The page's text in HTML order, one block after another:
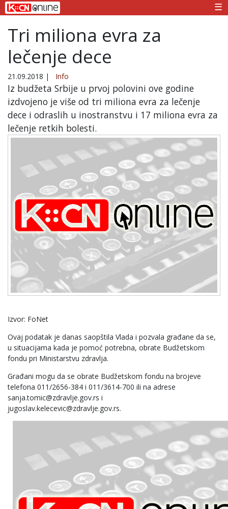
☰
Tri miliona evra za
lečenje dece
21.09.2018 | Info
Iz budžeta Srbije u prvoj polovini ove godine
izdvojeno je više od tri miliona evra za lečenje
dece i odraslih u inostranstvu i 17 miliona evra za
lečenje retkih bolesti.
Izvor: FoNet
Ovaj podatak je danas saopštila Vlada i pozvala građane da se,
u situacijama kada je pomoć potrebna, obrate Budžetskom
fondu pri Ministarstvu zdravlja.
Građani mogu da se obrate Budžetskom fondu na brojeve
telefona 011/2656-384 i 011/3614-700 ili na adrese
sanja.tomic@zdravlje.gov.rs i
jugoslav.kelecevic@zdravlje.gov.rs.